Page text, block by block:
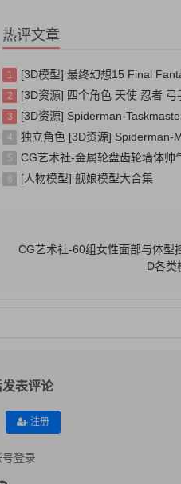
热评文章
1 [3D模型] 最终幻想15 Final Fantasy XV 次时代 PBR
2 [3D资源] 四个角色 天使 忍者 弓
3 [3D资源] Spiderman-Taskmaster 蜘蛛侠
4 独立角色 [3D资源] Spiderman-MK Armor III PS4
5 CG艺术社-金属轮盘齿轮墙体帅气紧身裤女孩3D模3D CG模型库
6 [人物模型] 舰娘模型大合集
CG艺术社-60组女性面部与体型
D各类
表评论
注册
登录